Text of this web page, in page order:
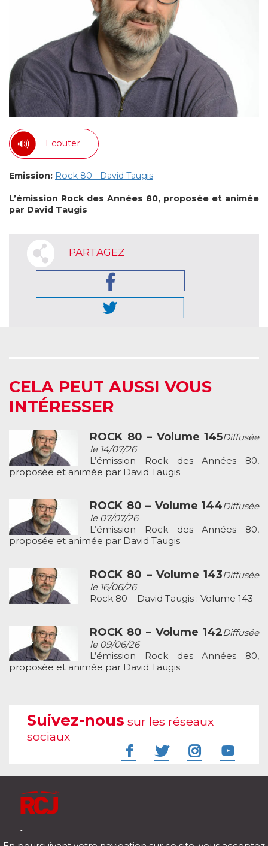
Ecouter
Emission: Rock 80 - David Taugis
L’émission Rock des Années 80, proposée et animée
par David Taugis
PARTAGEZ
CELA PEUT AUSSI VOUS
INTÉRESSER
ROCK 80 – Volume 145Diffusée
le 14/07/26
L’émission Rock des Années 80,
proposée et animée par David Taugis
ROCK 80 – Volume 144Diffusée
le 07/07/26
L’émission Rock des Années 80,
proposée et animée par David Taugis
ROCK 80 – Volume 143Diffusée
le 16/06/26
Rock 80 – David Taugis : Volume 143
ROCK 80 – Volume 142Diffusée
le 09/06/26
L’émission Rock des Années 80,
proposée et animée par David Taugis
Suivez-nous sur les réseaux
sociaux